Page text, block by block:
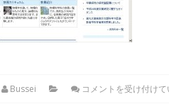
Bussei コメントを受け付け